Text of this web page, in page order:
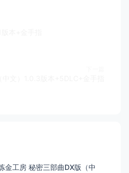
金工房 秘密三部曲DX版（中